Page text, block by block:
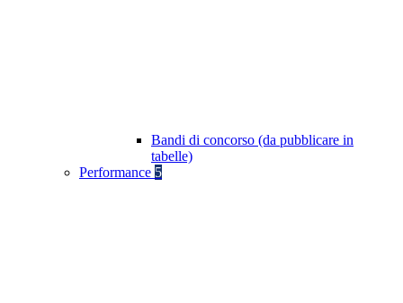
Bandi di concorso (da pubblicare in
tabelle)
Performance 5